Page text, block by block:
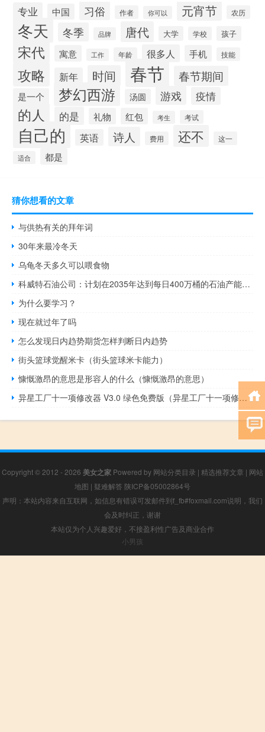
专业 中国 习俗 作者 你可以 元宵节 农历
冬天 冬季 品牌 唐代 大学 学校 孩子
宋代 寓意 工作 年龄 很多人 手机 技能
攻略 新年 时间 春节 春节期间
是一个 梦幻西游 汤圆 游戏 疫情
的人 的是 礼物 红包 考生 考试
自己的 英语 诗人 费用 还不 这一
适合 都是
猜你想看的文章
与供热有关的拜年词
30年来最冷冬天
乌龟冬天多久可以喂食物
科威特石油公司：计划在2035年达到每日400万桶的石油产能计划在2040年达到15亿立方英尺的天然气产能
为什么要学习？
现在就过年了吗
怎么发现日内趋势期货怎样判断日内趋势
街头篮球觉醒米卡（街头篮球米卡能力）
慷慨激昂的意思是形容人的什么（慷慨激昂的意思）
异星工厂十一项修改器 V3.0 绿色免费版（异星工厂十一项修改器 V3.0 绿色免费版功能简介）
Copyright © 2012 - 2026 美女之家 Powered by 网站分类目录 | 精选推荐文章 | 网站
地图 | 疑难解答 陕ICP备05002864号
声明：本站内容来自互联网，如信息有错误可发邮件到f_fb#foxmail.com说明，我们
会及时纠正，谢谢
本站仅为个人兴趣爱好，不接盈利性广告及商业合作
小男孩